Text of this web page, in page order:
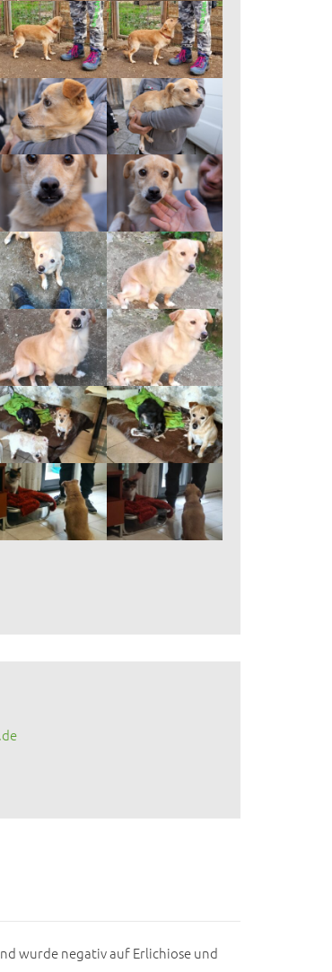
wurde negativ auf Erlichiose und